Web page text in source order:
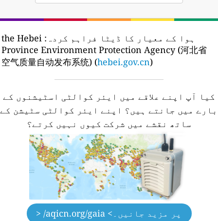
ہوا کے معیار کا ڈیٹا فراہم کردہ:
the Hebei
Province Environment Protection Agency (河北省
空气质量自动发布系统) (hebei.gov.cn)
کیا آپ اپنے علاقے میں ایئر کوالٹی اسٹیشنوں کے
میں جانتے ہیں؟
اپنے ایئر کوالٹی سٹیشن کے
ساتھ نقشے میں شرکت کیوں نہیں کرتے؟
پر مزید جانیں۔> aqicn.org/gaia/ <